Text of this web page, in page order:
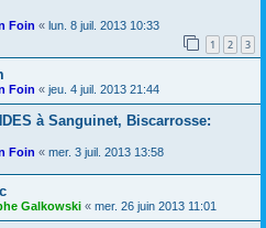
Foin « lun. 8 juil. 2013 10:33
1 2 3
Foin « jeu. 4 juil. 2013 21:44
à Sanguinet, Biscarrosse:
Foin « mer. 3 juil. 2013 13:58
Galkowski « mer. 26 juin 2013 11:01